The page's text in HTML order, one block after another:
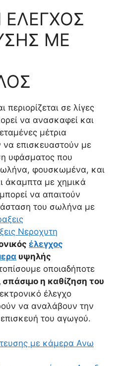
ΜΕ
σε λίγες
να ανασκαφεί και
μέτρια
επισκευαστούν με
υφάσματος που
φουσκωμένα, και
άκαμπτα με χημικά
να απαιτούν
του σωλήνα με
Νεροχυτη
έλεγχος
υψηλής
οποιαδήποτε
σπάσιμο η καθίζηση του
έλεγχο
να αναλάβουν την
του αγωγού.
με κάμερα Ανω